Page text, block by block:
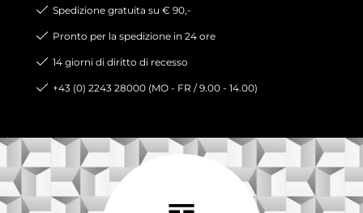
Spedizione gratuita su € 90,-
Pronto per la spedizione in 24 ore
14 giorni di diritto di recesso
+43 (0) 2243 28000 (MO - FR / 9.00 - 14.00)